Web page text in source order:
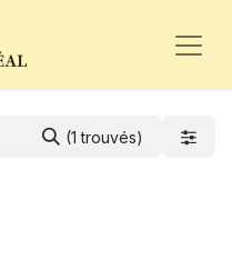
(1 trouvés)